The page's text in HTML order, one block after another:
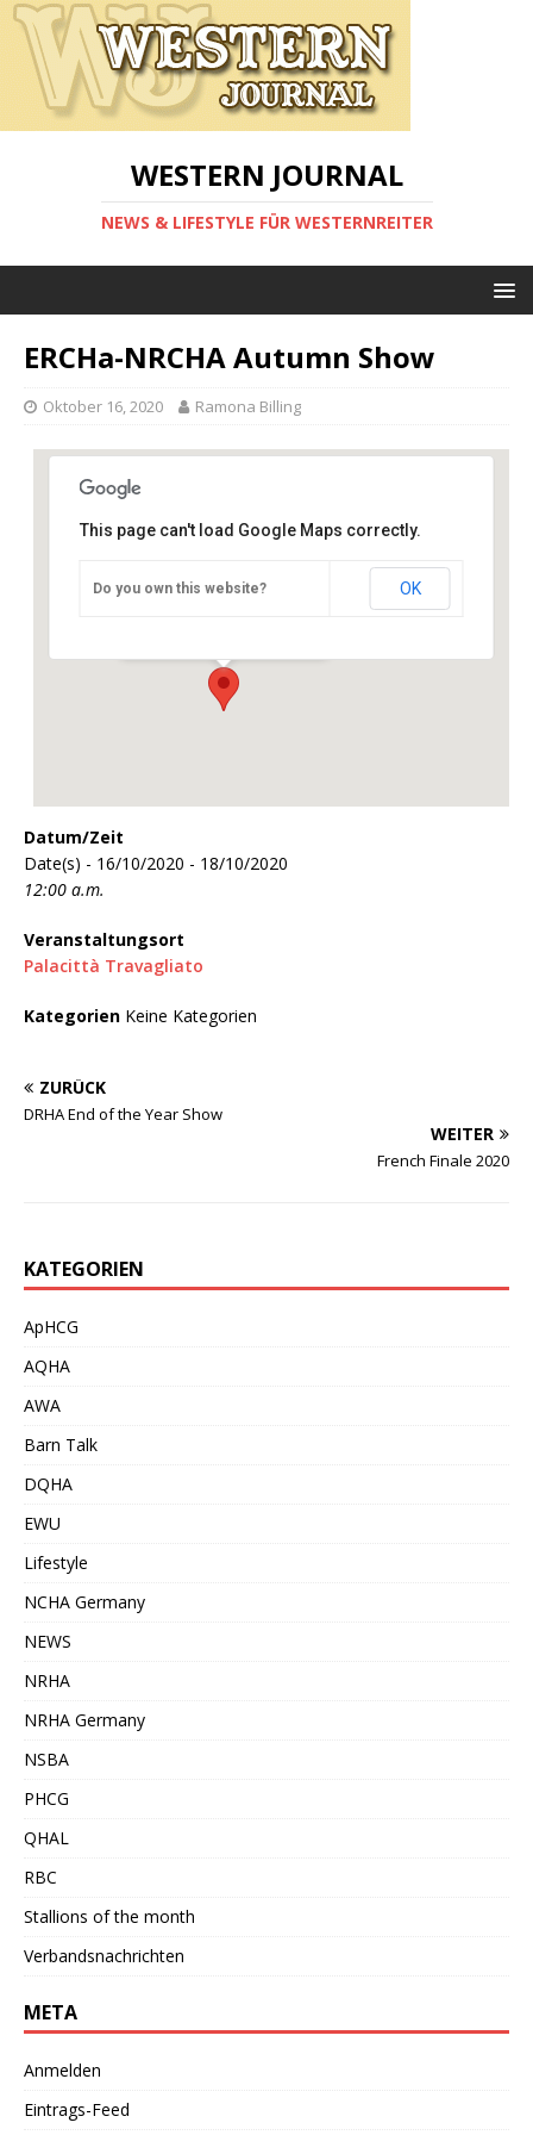
WESTERN JOURNAL
NEWS & LIFESTYLE FÜR WESTERNREITER
ERCHa-NRCHA Autumn Show
Oktober 16, 2020 Ramona Billing
Palacittà Travagliato
This page can't load Google Maps correctly.
Do you own this website? OK
Datum/Zeit
Date(s) - 16/10/2020 - 18/10/2020
12:00 a.m.
Veranstaltungsort
Palacittà Travagliato
Kategorien Keine Kategorien
ZURÜCK
DRHA End of the Year Show
WEITER
French Finale 2020
KATEGORIEN
ApHCG
AQHA
AWA
Barn Talk
DQHA
EWU
Lifestyle
NCHA Germany
NEWS
NRHA
NRHA Germany
NSBA
PHCG
QHAL
RBC
Stallions of the month
Verbandsnachrichten
META
Anmelden
Eintrags-Feed